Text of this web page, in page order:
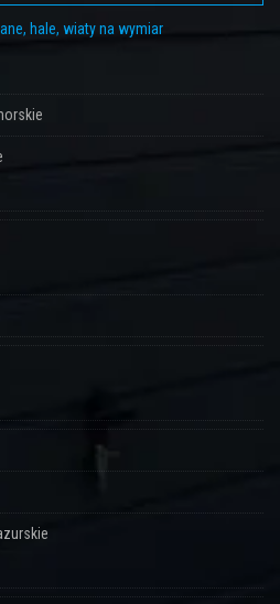
hale, wiaty na wymiar